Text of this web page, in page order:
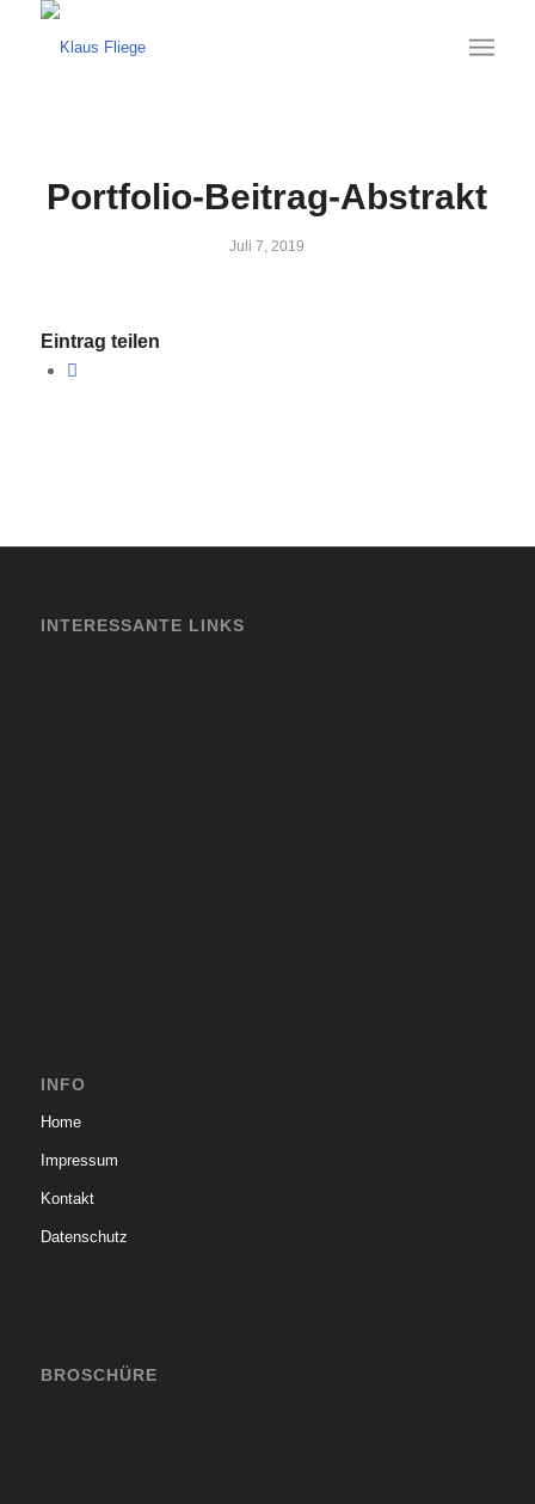
Portfolio-Beitrag-Abstrakt
Juli 7, 2019
Eintrag teilen
INTERESSANTE LINKS
INFO
Home
Impressum
Kontakt
Datenschutz
BROSCHÜRE